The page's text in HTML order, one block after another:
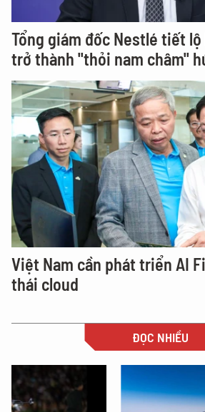
Tổng giám đốc Nestlé tiết
trở thành "thỏi nam châm"
Việt Nam cần phát triển AI
thái cloud
ĐỌC NHIỀU